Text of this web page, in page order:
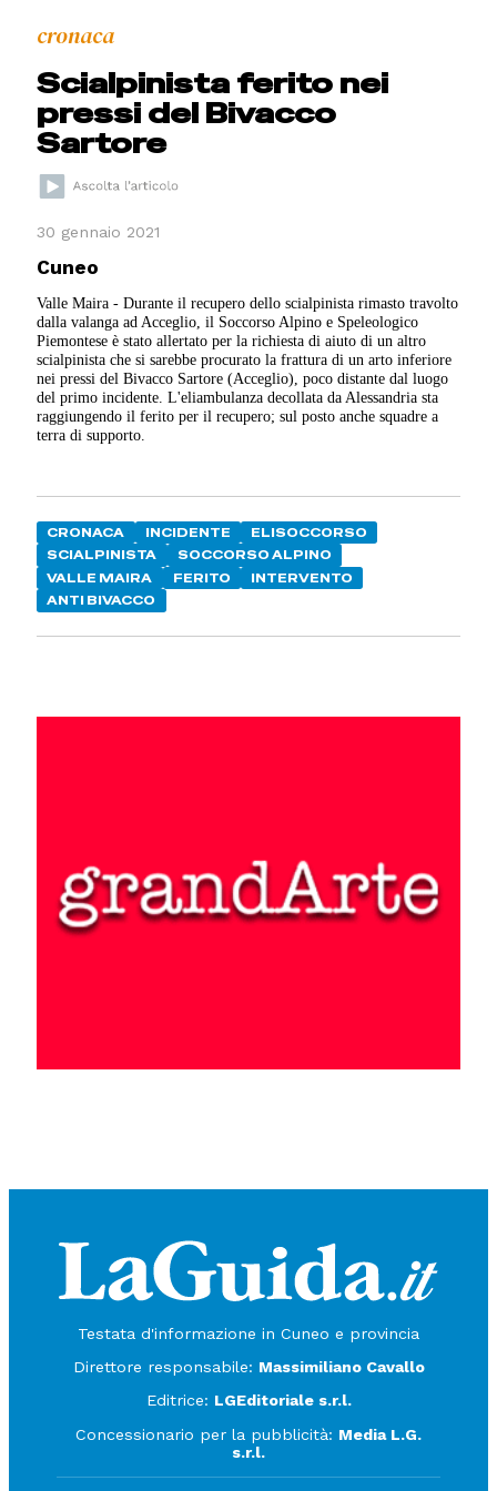
cronaca
Scialpinista ferito nei
pressi del Bivacco
Sartore
30 gennaio 2021
Cuneo
Valle Maira - Durante il recupero dello scialpinista rimasto travolto
dalla valanga ad Acceglio, il Soccorso Alpino e Speleologico
Piemontese è stato allertato per la richiesta di aiuto di un altro
scialpinista che si sarebbe procurato la frattura di un arto inferiore
nei pressi del Bivacco Sartore (Acceglio), poco distante dal luogo
del primo incidente. L'eliambulanza decollata da Alessandria sta
raggiungendo il ferito per il recupero; sul posto anche squadre a
terra di supporto.
CRONACA INCIDENTE
ELISOCCORSO
SCIALPINISTA
SOCCORSO ALPINO
VALLE MAIRA
FERITO
INTERVENTO
ANTI BIVACCO
Testata d'informazione in Cuneo e provincia
Direttore responsabile: Massimiliano Cavallo
Editrice: LGEditoriale s.r.l.
Concessionario per la pubblicità: Media L.G.
s.r.l.